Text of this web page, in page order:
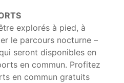
explorés à pied, à
le parcours nocturne –
seront disponibles en
en commun. Profitez
en commun gratuits